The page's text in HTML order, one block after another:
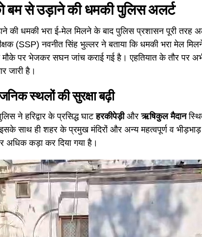
बम से उड़ाने की धमकी पुलिस अलर्ट
की धमकी भरा ई-मेल मिलने के बाद पुलिस प्रशासन पूरी तरह
(SSP) नवनीत सिंह भुल्लर ने बताया कि धमकी भरा मेल
मौके पर भेजकर सघन जांच कराई गई है। एहतियात के तौर पर
जारी है।
स्थलों की सुरक्षा बढ़ी
ने हरिद्वार के प्रसिद्ध घाटहरकीपेड़ीऔरऋषिकुल मैदान
साथ ही शहर के प्रमुख मंदिरों और अन्य महत्वपूर्ण व भीड़भाड़
अधिक कड़ा कर दिया गया है।